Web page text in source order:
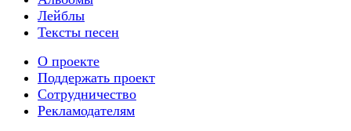
Лейблы
Тексты песен
О проекте
Поддержать проект
Сотрудничество
Рекламодателям